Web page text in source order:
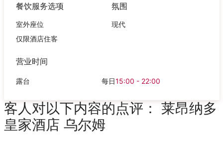
餐饮服务选项
室外座位
仅限酒店住客
氛围
现代
营业时间
露台 每日15:00 - 22:00
客人对以下内容的点评： 莱昂纳多
皇家酒店 乌尔姆